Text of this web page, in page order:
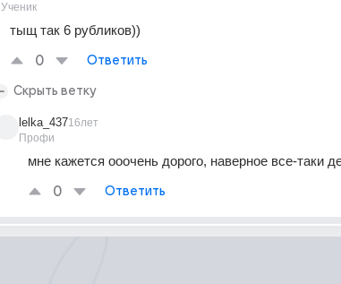
Ученик
тыщ так 6 рубликов))
0 Ответить
Скрыть ветку
lelka_437
Профи
16лет
мне кажется ооочень дорого, наверное все-таки
0 Ответить